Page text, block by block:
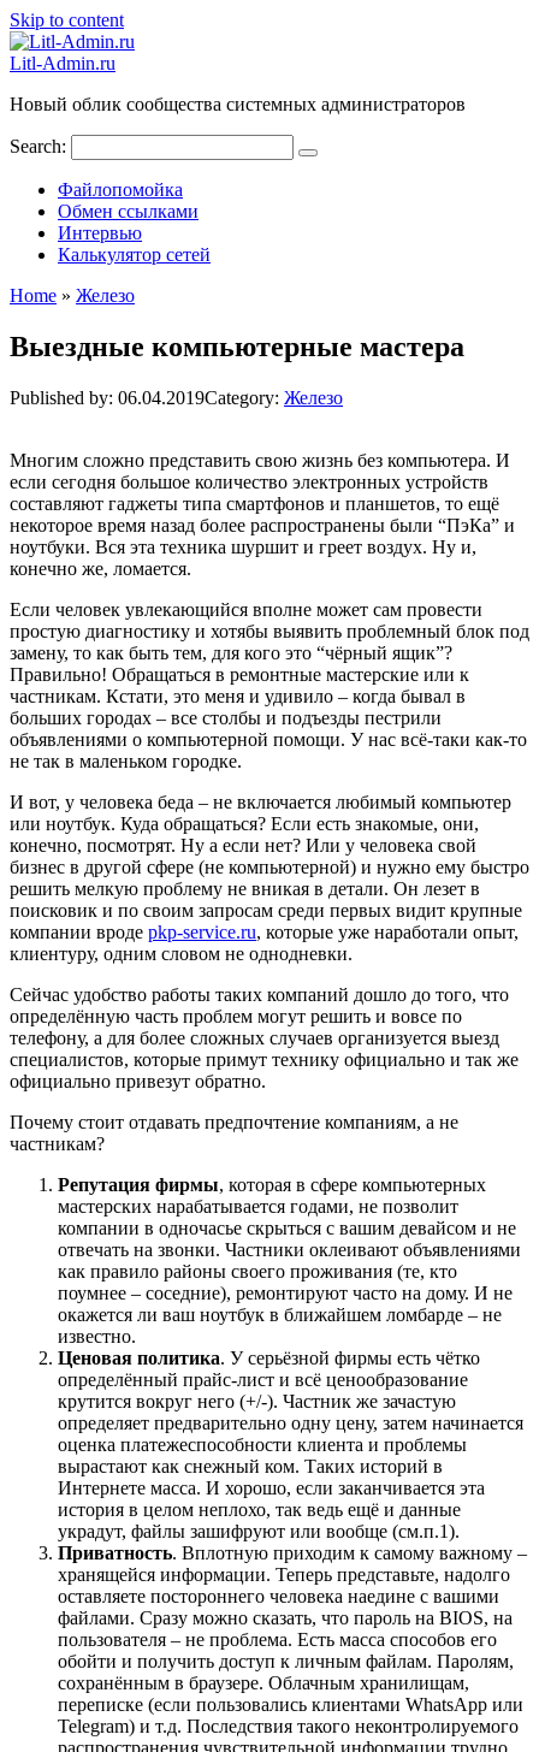
Skip to content
Litl-Admin.ru
Новый облик сообщества системных администраторов
Search:
Файлопомойка
Обмен ссылками
Интервью
Калькулятор сетей
Home » Железо
Выездные компьютерные мастера
Published by: 06.04.2019Category: Железо
Многим сложно представить свою жизнь без компьютера. И
если сегодня большое количество электронных устройств
составляют гаджеты типа смартфонов и планшетов, то ещё
некоторое время назад более распространены были “ПэКа” и
ноутбуки. Вся эта техника шуршит и греет воздух. Ну и,
конечно же, ломается.
Если человек увлекающийся вполне может сам провести
простую диагностику и хотябы выявить проблемный блок под
замену, то как быть тем, для кого это “чёрный ящик”?
Правильно! Обращаться в ремонтные мастерские или к
частникам. Кстати, это меня и удивило – когда бывал в
больших городах – все столбы и подъезды пестрили
объявлениями о компьютерной помощи. У нас всё-таки как-то
не так в маленьком городке.
И вот, у человека беда – не включается любимый компьютер
или ноутбук. Куда обращаться? Если есть знакомые, они,
конечно, посмотрят. Ну а если нет? Или у человека свой
бизнес в другой сфере (не компьютерной) и нужно ему быстро
решить мелкую проблему не вникая в детали. Он лезет в
поисковик и по своим запросам среди первых видит крупные
компании вроде pkp-service.ru, которые уже наработали опыт,
клиентуру, одним словом не однодневки.
Сейчас удобство работы таких компаний дошло до того, что
определённую часть проблем могут решить и вовсе по
телефону, а для более сложных случаев организуется выезд
специалистов, которые примут технику официально и так же
официально привезут обратно.
Почему стоит отдавать предпочтение компаниям, а не
частникам?
Репутация фирмы, которая в сфере компьютерных
мастерских нарабатывается годами, не позволит
компании в одночасье скрыться с вашим девайсом и не
отвечать на звонки. Частники оклеивают объявлениями
как правило районы своего проживания (те, кто
поумнее – соседние), ремонтируют часто на дому. И не
окажется ли ваш ноутбук в ближайшем ломбарде – не
известно.
Ценовая политика. У серьёзной фирмы есть чётко
определённый прайс-лист и всё ценообразование
крутится вокруг него (+/-). Частник же зачастую
определяет предварительно одну цену, затем начинается
оценка платежеспособности клиента и проблемы
вырастают как снежный ком. Таких историй в
Интернете масса. И хорошо, если заканчивается эта
история в целом неплохо, так ведь ещё и данные
украдут, файлы зашифруют или вообще (см.п.1).
Приватность. Вплотную приходим к самому важному –
хранящейся информации. Теперь представьте, надолго
оставляете постороннего человека наедине с вашими
файлами. Сразу можно сказать, что пароль на BIOS, на
пользователя – не проблема. Есть масса способов его
обойти и получить доступ к личным файлам. Паролям,
сохранённым в браузере. Облачным хранилищам,
переписке (если пользовались клиентами WhatsApp или
Telegram) и т.д. Последствия такого неконтролируемого
распространения чувствительной информации трудно